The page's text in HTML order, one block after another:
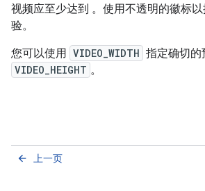
视频应至少达到 。使用不透明的徽标
验。
您可以使用 VIDEO_WIDTH 指定确切的
VIDEO_HEIGHT 。
上一页
arrow_back